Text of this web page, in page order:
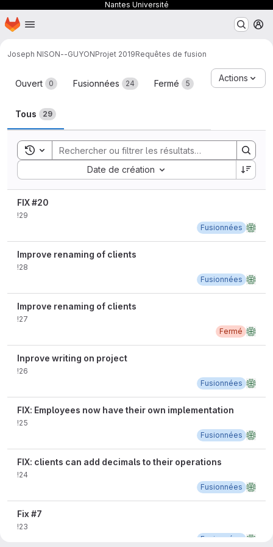
Nantes Université
Passer au contenu principal
Page d'accueil
Joseph NISON--GUYONProjet 2019Requêtes de fusion
Requêtes de fusion
Ouvert 0 Fusionnées 24 Fermé 5
Tous 29
Actions
Toggle search history
Date de création
Sort by:
FIX #20
!29
Fusionnées
Improve renaming of clients
!28
Fusionnées
Improve renaming of clients
!27
Fermé
Inprove writing on project
!26
Fusionnées
FIX: Employees now have their own implementation
!25
Fusionnées
FIX: clients can add decimals to their operations
!24
Fusionnées
Fix #7
!23
Fusionnées